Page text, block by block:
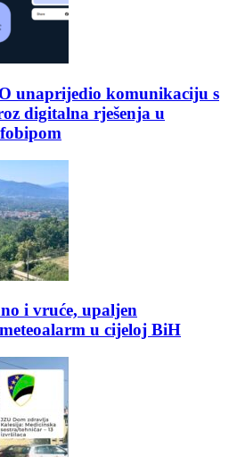
unaprijedio komunikaciju s
digitalna rješenja u
i vruće, upaljen
u cijeloj BiH